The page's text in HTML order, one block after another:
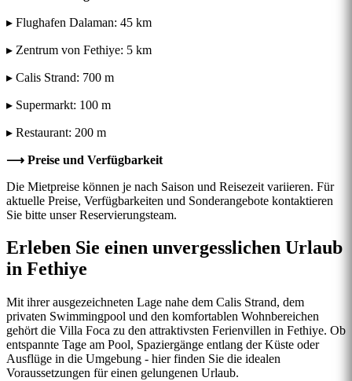
▸ Flughafen Dalaman: 45 km
▸ Zentrum von Fethiye: 5 km
▸ Calis Strand: 700 m
▸ Supermarkt: 100 m
▸ Restaurant: 200 m
⟶ Preise und Verfügbarkeit
Die Mietpreise können je nach Saison und Reisezeit variieren. Für
aktuelle Preise, Verfügbarkeiten und Sonderangebote kontaktieren
Sie bitte unser Reservierungsteam.
Erleben Sie einen unvergesslichen Urlaub
in Fethiye
Mit ihrer ausgezeichneten Lage nahe dem Calis Strand, dem
privaten Swimmingpool und den komfortablen Wohnbereichen
gehört die Villa Foca zu den attraktivsten Ferienvillen in Fethiye. Ob
entspannte Tage am Pool, Spaziergänge entlang der Küste oder
Ausflüge in die Umgebung - hier finden Sie die idealen
Voraussetzungen für einen gelungenen Urlaub.